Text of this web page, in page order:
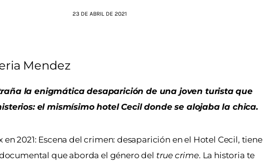
23 DE ABRIL DE 2021
Mendez
la enigmática desaparición de una joven turista que
el mismísimo hotel Cecil donde se alojaba la chica.
2021: Escena del crimen: desaparición en el Hotel Cecil, tiene
que aborda el género del true crime. La historia te